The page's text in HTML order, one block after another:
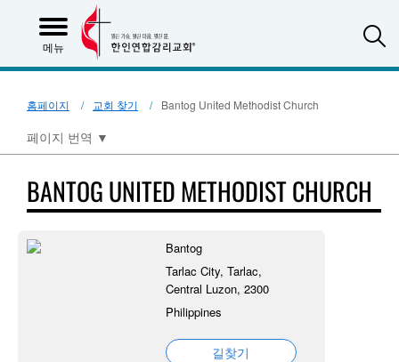
메뉴
홈페이지 교회 찾기 Bantog United Methodist Church
페이지 번역 ▼
BANTOG UNITED METHODIST CHURCH
Bantog
Tarlac City, Tarlac,
Central Luzon, 2300
Philippines
길찾기